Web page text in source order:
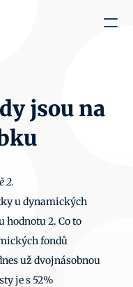
jsou na
2.
u dynamických
hodnotu 2. Co to
fondů
už dvojnásobnou
je s 52%